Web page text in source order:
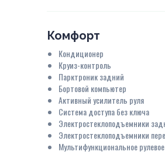
Комфорт
Кондиционер
Круиз-контроль
Парктроник задний
Бортовой компьютер
Активный усилитель руля
Система доступа без ключа
Электростеклоподъемники
Электростеклоподъемники
Мультифункциональное